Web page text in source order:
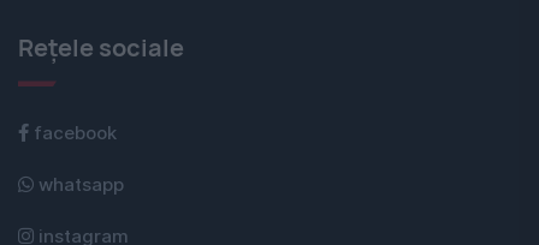
Rețele sociale
facebook
whatsapp
instagram